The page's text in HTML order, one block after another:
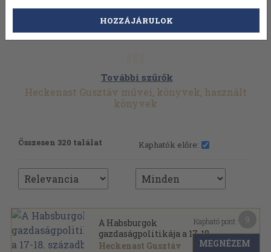
További szűrők
Heckenast Gusztáv művei, könyvek, használt
könyvek
Összesen 320 találat Kaphatók előre:
A Habsburgok
gazdaságpolitikája a 17-18.
században
Heckenast Gusztáv
Kapható pont:
MEGNÉZEM
HOZZÁJÁRULOK